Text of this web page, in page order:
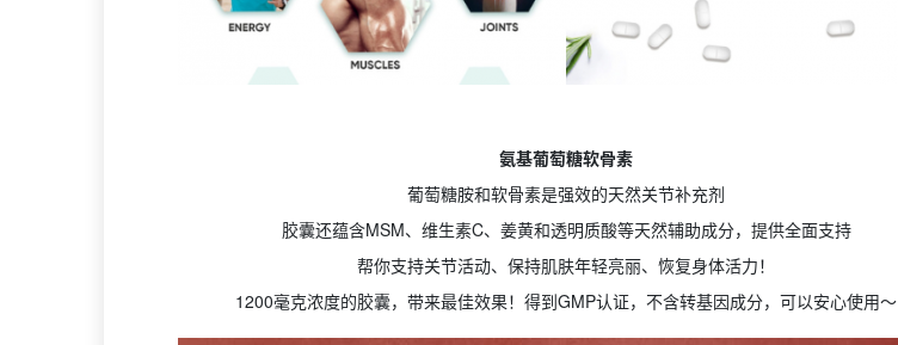
氨基葡萄糖软骨素
葡萄糖胺和软骨素是强效的天然关节补充剂
胶囊还蕴含MSM、维生素C、姜黄和透明质酸等天然辅助成分，提供全面支持
帮你支持关节活动、保持肌肤年轻亮丽、恢复身体活力！
1200毫克浓度的胶囊，带来最佳效果！得到GMP认证，不含转基因成分，可以安心使用～